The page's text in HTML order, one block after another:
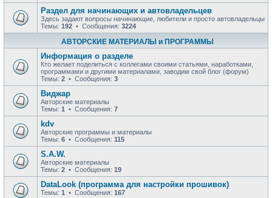
Раздел для начинающих и автовладельцев
Здесь задают вопросы начинающие, любители и просто автовладельцы
Темы: 192 • Сообщения: 3224
АВТОРСКИЕ МАТЕРИАЛЫ и ПРОГРАММЫ
Информация о разделе
Кто желает поделиться с коллегами своими статьями, наработками,
программами и другими материалами, заводим свой блог (форум)
Темы: 2 • Сообщения: 3
Виджар
Авторские материалы
Темы: 1 • Сообщения: 7
kdv
Авторские программы и материалы
Темы: 6 • Сообщения: 115
S.A.W.
Авторские материалы
Темы: 2 • Сообщения: 19
DataLook (программа для настройки прошивок)
Темы: 1 • Сообщения: 167